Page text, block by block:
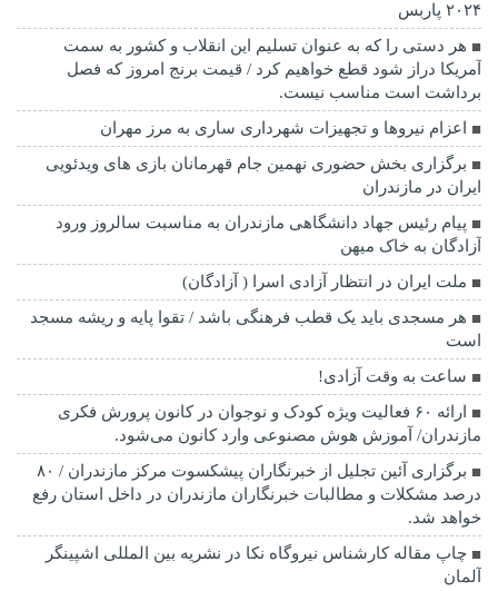
۲۰۲۴ پاربس
هر دستی را که به عنوان تسلیم این انقلاب و کشور به سمت
آمريکا دراز شود قطع خواهیم کرد / قیمت برنج امروز که فصل
برداشت است مناسب نیست.
اعزام نیروها و تجهیزات شهرداری ساری به مرز مهران
برگزاری بخش حضوری نهمین جام قهرمانان بازی های ویدئویی
ایران در مازندران
پیام رئیس جهاد دانشگاهی مازندران به مناسبت سالروز ورود
آزادگان به خاک میهن
ملت ایران در انتظار آزادی اسرا ( آزادگان)
هر مسجدی باید یک قطب فرهنگی باشد / تقوا پایه و ریشه مسجد
است
ساعت به وقت آزادی!
ارائه ۶۰ فعالیت ویژه کودک و نوجوان در کانون پرورش فکری
مازندران/ آموزش هوش مصنوعی وارد کانون می‌شود.
برگزاری آئین تجلیل از خبرنگاران پیشکسوت مرکز مازندران / ۸۰
درصد مشکلات و مطالبات خبرنگاران مازندران در داخل استان رفع
خواهد شد.
چاپ مقاله کارشناس نيروگاه نكا در نشریه بین المللی اشپینگر
آلمان